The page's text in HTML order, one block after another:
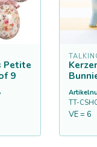
Petite
9
TT-
VE = 6